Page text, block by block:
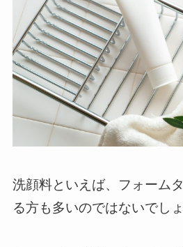
洗顔料といえば、フォーム
る方も多いのではないでし